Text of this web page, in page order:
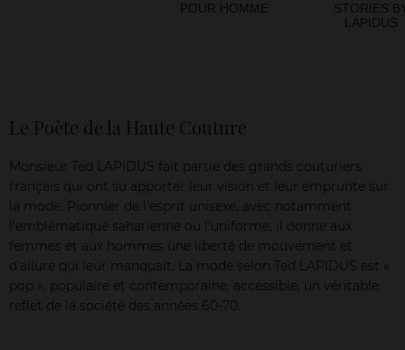
POUR HOMME
STORIES
LAPIDUS
Le Poète de la Haute Couture
Monsieur Ted LAPIDUS fait partie des grands couturiers
français qui ont su apporter leur vision et leur emprunte sur
la mode. Pionnier de l’esprit unisexe, avec notamment
l’emblématique saharienne ou l’uniforme, il donne aux
femmes et aux hommes une liberté de mouvement et
d'allure qui leur manquait. La mode selon Ted LAPIDUS est «
pop », populaire et contemporaine, accessible, un véritable
reflet de la société des années 60-70.